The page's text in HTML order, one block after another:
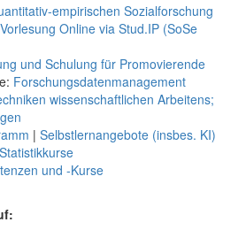
empirischen Sozialforschung
Online via Stud.IP (SoSe
und Schulung für Promovierende
Forschungsdatenmanagement
wissenschaftlichen Arbeitens;
| Selbstlernangebote (insbes. KI)
Statistikkurse
und -Kurse